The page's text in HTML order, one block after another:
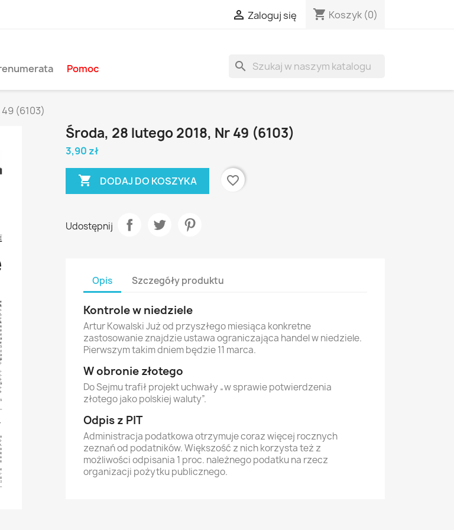
 Zaloguj się shopping_cart Koszyk (0)
Pomoc search
(6103)
Środa, 28 lutego 2018, Nr 49 (6103)
3,90 zł
 DODAJ DO KOSZYKA favorite_border
Udostępnij
Opis Szczegóły produktu
Kontrole w niedziele
Artur Kowalski Już od przyszłego miesiąca konkretne
zastosowanie znajdzie ustawa ograniczająca handel w niedziele.
Pierwszym takim dniem będzie 11 marca.
W obronie złotego
Do Sejmu trafił projekt uchwały „w sprawie potwierdzenia
złotego jako polskiej waluty”.
Odpis z PIT
Administracja podatkowa otrzymuje coraz więcej rocznych
zeznań od podatników. Większość z nich korzysta też z
możliwości odpisania 1 proc. należnego podatku na rzecz
organizacji pożytku publicznego.